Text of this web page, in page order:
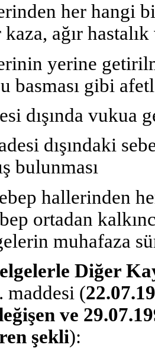
her hangi
kaza, ağır
yerine
basması gibi
dışında vukua
dışındaki
bulunması
hallerinden
ortadan
muhafaza
Diğer
maddesi (
ve
şekli):